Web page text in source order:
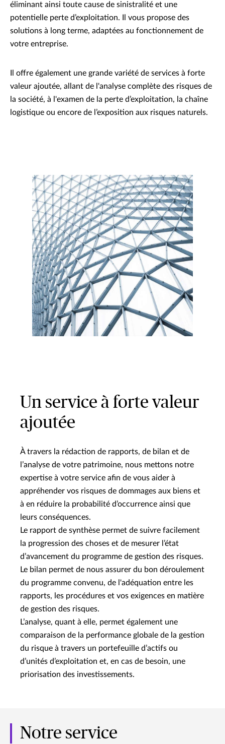
éliminant ainsi toute cause de sinistralité et une
potentielle perte d’exploitation. Il vous propose des
solutions à long terme, adaptées au fonctionnement de
votre entreprise.
Il offre également une grande variété de services à forte
valeur ajoutée, allant de l'analyse complète des risques de
la société, à l'examen de la perte d’exploitation, la chaîne
logistique ou encore de l’exposition aux risques naturels.
Un service à forte valeur
ajoutée
À travers la rédaction de rapports, de bilan et de
l’analyse de votre patrimoine, nous mettons notre
expertise à votre service afin de vous aider à
appréhender vos risques de dommages aux biens et
à en réduire la probabilité d’occurrence ainsi que
leurs conséquences.
Le rapport de synthèse permet de suivre facilement
la progression des choses et de mesurer l’état
d’avancement du programme de gestion des risques.
Le bilan permet de nous assurer du bon déroulement
du programme convenu, de l'adéquation entre les
rapports, les procédures et vos exigences en matière
de gestion des risques.
L’analyse, quant à elle, permet également une
comparaison de la performance globale de la gestion
du risque à travers un portefeuille d’actifs ou
d’unités d’exploitation et, en cas de besoin, une
priorisation des investissements.
Notre service